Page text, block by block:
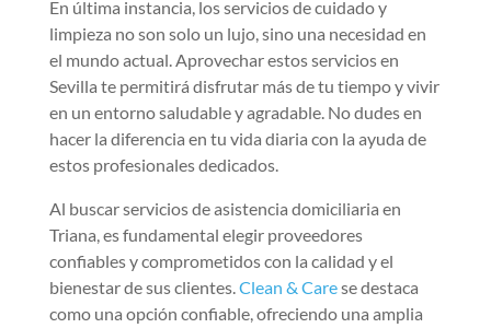
En última instancia, los servicios de cuidado y
limpieza no son solo un lujo, sino una necesidad en
el mundo actual. Aprovechar estos servicios en
Sevilla te permitirá disfrutar más de tu tiempo y vivir
en un entorno saludable y agradable. No dudes en
hacer la diferencia en tu vida diaria con la ayuda de
estos profesionales dedicados.
Al buscar servicios de asistencia domiciliaria en
Triana, es fundamental elegir proveedores
confiables y comprometidos con la calidad y el
bienestar de sus clientes.Clean & Carese destaca
como una opción confiable, ofreciendo una amplia